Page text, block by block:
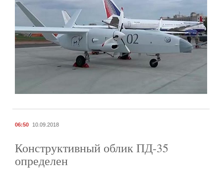
06:50 10.09.2018
Конструктивный облик ПД-35
определен